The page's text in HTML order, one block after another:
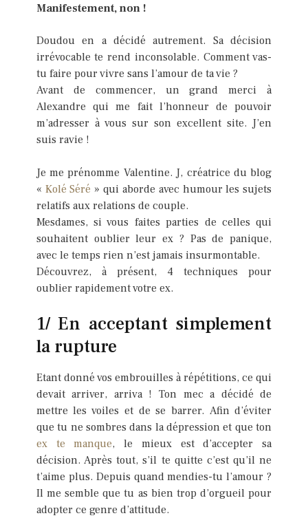
Manifestement, non !
Doudou en a décidé autrement. Sa décision
irrévocable te rend inconsolable. Comment vas-
tu faire pour vivre sans l’amour de ta vie ?
Avant de commencer, un grand merci à
Alexandre qui me fait l’honneur de pouvoir
m’adresser à vous sur son excellent site. J’en
suis ravie !
Je me prénomme Valentine. J, créatrice du blog
« Kolé Séré » qui aborde avec humour les sujets
relatifs aux relations de couple.
Mesdames, si vous faites parties de celles qui
souhaitent oublier leur ex ? Pas de panique,
avec le temps rien n’est jamais insurmontable.
Découvrez, à présent, 4 techniques pour
oublier rapidement votre ex.
1/ En acceptant simplement
la rupture
Etant donné vos embrouilles à répétitions, ce qui
devait arriver, arriva ! Ton mec a décidé de
mettre les voiles et de se barrer. Afin d’éviter
que tu ne sombres dans la dépression et que ton
ex te manque, le mieux est d’accepter sa
décision. Après tout, s’il te quitte c’est qu’il ne
t’aime plus. Depuis quand mendies-tu l’amour ?
Il me semble que tu as bien trop d’orgueil pour
adopter ce genre d’attitude.